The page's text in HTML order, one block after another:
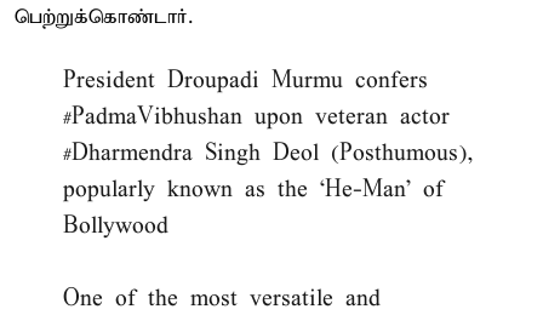
பெற்றுக்கொண்டார்.
President Droupadi Murmu confers
#PadmaVibhushan upon veteran actor
#Dharmendra Singh Deol (Posthumous),
popularly known as the ‘He-Man’ of
Bollywood
One of the most versatile and